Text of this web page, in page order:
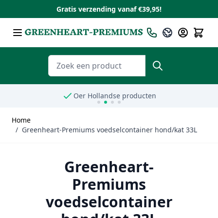
Gratis verzending vanaf €39,95!
Taal
Nederlands
Zoeken
Oer Hollandse producten
Home
/ Greenheart-Premiums voedselcontainer hond/kat 33L
Greenheart-
Premiums
voedselcontainer